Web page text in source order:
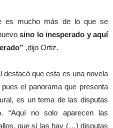
es mucho más de lo que se
sino lo inesperado y aquí
,dijo Ortiz.
destacó que esta es una novela
el panorama que presenta
es un tema de las disputas
“Aquí no solo aparecen las
que sí las hay (…) disputas